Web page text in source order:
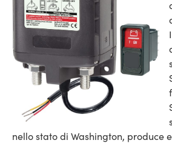
nello stato di Washington, produce